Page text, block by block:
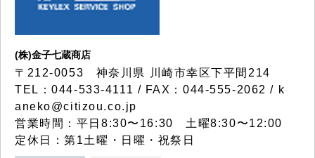
(株)金子七蔵商店
〒212-0053 神奈川県 川崎市幸区下平間214
TEL：044-533-4111 / FAX：044-555-2062 / k
aneko@citizou.co.jp
営業時間：平日8:30〜16:30 土曜8:30〜12:00
定休日：第1土曜・日曜・祝祭日